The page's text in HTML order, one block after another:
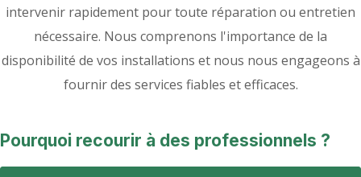
intervenir rapidement pour toute réparation ou entretien
nécessaire. Nous comprenons l'importance de la
disponibilité de vos installations et nous nous engageons à
fournir des services fiables et efficaces.
Pourquoi recourir à des professionnels ?